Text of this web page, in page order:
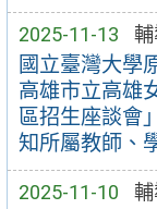
2025-11-13
國立臺灣大學
高雄市立高雄
區招生座談會
知所屬教師、
2025-11-10